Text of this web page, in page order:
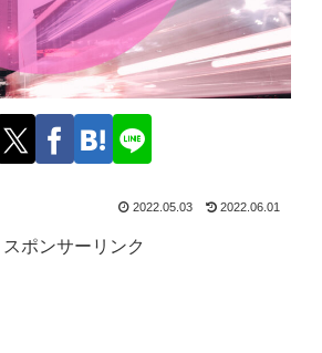
2022.05.03 2022.06.01
スポンサーリンク